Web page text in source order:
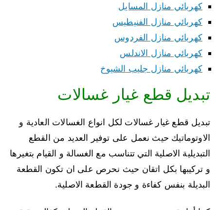
كهربائي منازل المسايل
كهربائي منازل الفنيطيس
كهربائي منازل الفردوس
كهربائي منازل الاندلس
كهربائي منازل جليب الشيوخ
تبديل قطع غيار غسالات
تبديل قطع غيار غسالات لكل انواع الغسالات العادية و
الاوتوماتيك حيث نعمل على توفير العديد من القطع
التبديلية الاصلية التي تتناسب مع الغسالة و القيام بتغيرها
و تركيبها بكل اتقان حيث نحرص على ان تكون القطعة
البديلة بنفس كفاءة و جودة القطعة الاصلية.